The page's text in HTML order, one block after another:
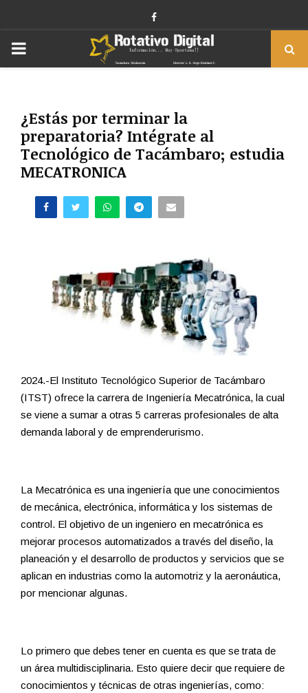
Facebook
PRIMARY
¿Estás por terminar la
preparatoria? Intégrate al
Tecnológico de Tacámbaro; estudia
MECATRONICA
2024.-El Instituto Tecnológico Superior de Tacámbaro
(ITST) ofrece la carrera de Ingeniería Mecatrónica, la cual
se viene a sumar a otras 5 carreras profesionales de alta
demanda laboral y de emprenderurismo.
La Mecatrónica es una ingeniería que une conocimientos
de mecánica, electrónica, informática y los sistemas de
control. El objetivo de un ingeniero en mecatrónica es
mejorar procesos automatizados a través del diseño, la
planeación y el desarrollo de productos y servicios que se
aplican en industrias como la automotriz y la aeronáutica,
por mencionar algunas.
Lo primero que debes tener en cuenta es que se trata de
un área multidisciplinaria. Esto quiere decir que requiere de
conocimientos y técnicas de otras ingenierías, como: